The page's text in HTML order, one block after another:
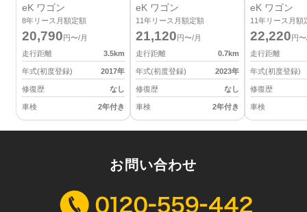
eK ワゴン
8年リース月額定額
20,790円〜/月
走行距離
3.5km
年式(初度登録) 2017年
修復歴 なし
車検 2年付き
eK ワゴン
11年リース月額定額
21,120円〜/月
走行距離
0.7km
年式(初度登録) 2023年
修復歴 なし
車検 2年付き
eK ワゴン
11年リース月額
22,220円
走行距離
年式(初度登録)
修復歴
車検
お問い合わせ